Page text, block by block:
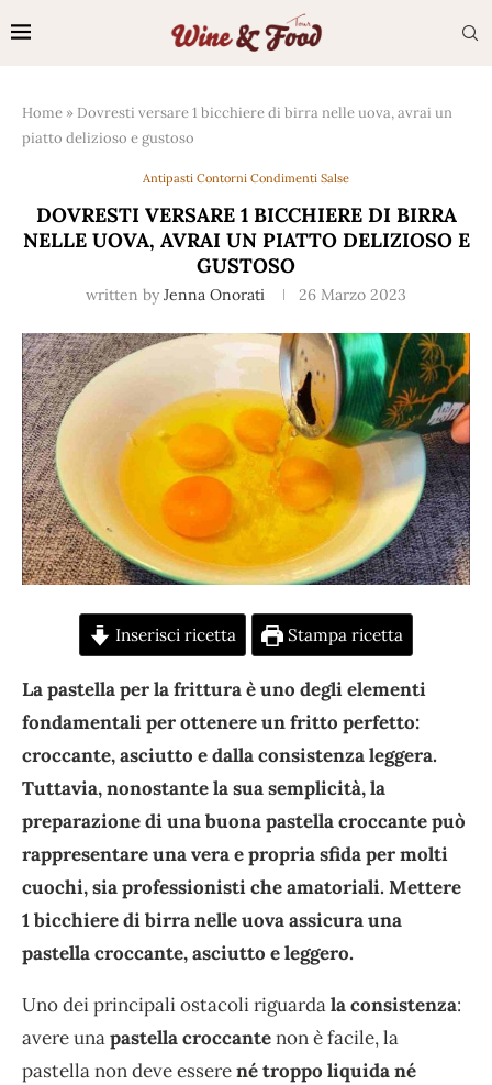
Home » Dovresti versare 1 bicchiere di birra nelle uova, avrai un
piatto delizioso e gustoso
Antipasti Contorni Condimenti Salse
DOVRESTI VERSARE 1 BICCHIERE DI BIRRA
NELLE UOVA, AVRAI UN PIATTO DELIZIOSO E
GUSTOSO
written by Jenna Onorati 26 Marzo 2023
Inserisci ricetta Stampa ricetta
La pastella per la frittura è uno degli elementi
fondamentali per ottenere un fritto perfetto:
croccante, asciutto e dalla consistenza leggera.
Tuttavia, nonostante la sua semplicità, la
preparazione di una buona pastella croccante può
rappresentare una vera e propria sfida per molti
cuochi, sia professionisti che amatoriali. Mettere
1 bicchiere di birra nelle uova assicura una
pastella croccante, asciutto e leggero.
Uno dei principali ostacoli riguardala consistenza:
avere unapastella croccantenon è facile, la
pastella non deve esserené troppo liquida né